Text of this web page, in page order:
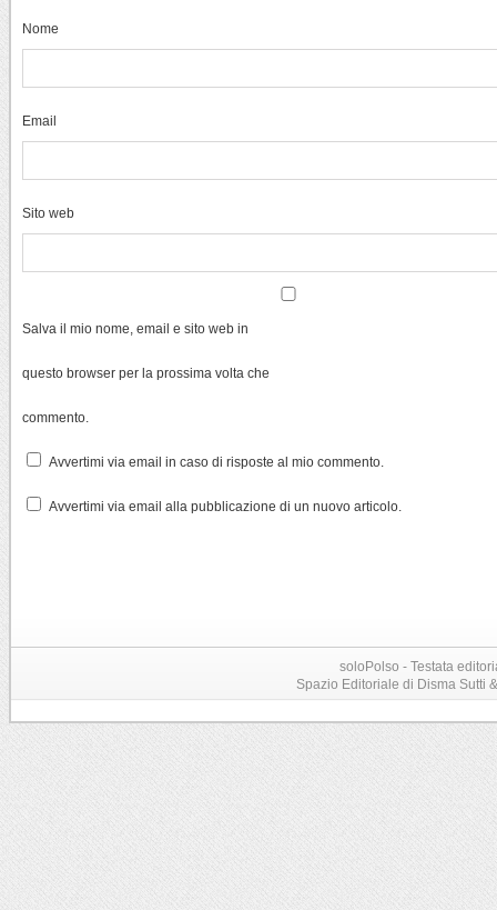
Nome
Email
Sito web
Salva il mio nome, email e sito web in
questo browser per la prossima volta che
commento.
Avvertimi via email in caso di risposte al mio commento.
Avvertimi via email alla pubblicazione di un nuovo articolo.
soloPolso - Testata
Spazio Editoriale di Disma Sutti